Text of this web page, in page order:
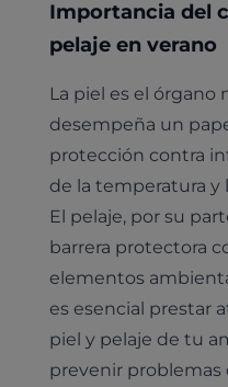
Importancia del
pelaje en verano
La piel es el órgano
desempeña un
protección contra
de la temperatura y
El pelaje, por su
barrera protectora
elementos
es esencial prestar
piel y pelaje de tu
prevenir problemas